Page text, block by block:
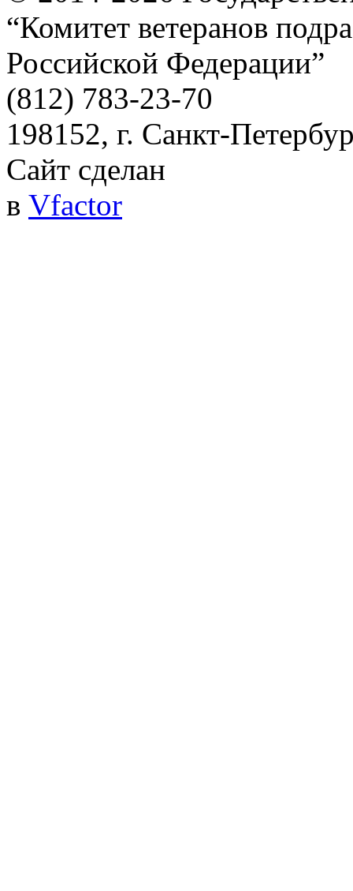
“Комитет ветеранов
Российской Федерации”
(812) 783-23-70
198152, г. Санкт-
Сайт сделан
в Vfactor